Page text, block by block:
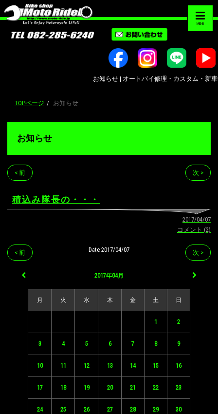
MENU
お知らせ | オートバイ修理・カスタム・新車
TOPページ お知らせ
お知らせ
< 前 次 >
積込み隊長の・・・
2017/04/07
コメント (2)
< 前 次 >
Date 2017/04/07
2017年04月
月 火 水 木 金 土 日
1 2
3 4 5 6 7 8 9
10 11 12 13 14 15 16
17 18 19 20 21 22 23
24 25 26 27 28 29 30